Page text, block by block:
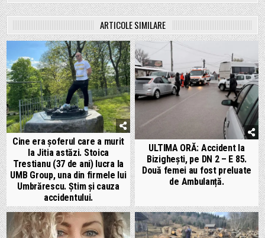
ARTICOLE SIMILARE
Cine era șoferul care a murit
la Jitia astăzi. Stoica
Trestianu (37 de ani) lucra la
UMB Group, una din firmele lui
Umbrărescu. Știm și cauza
accidentului.
ULTIMA ORĂ: Accident la
Bizighești, pe DN 2 – E 85.
Două femei au fost preluate
de Ambulanță.